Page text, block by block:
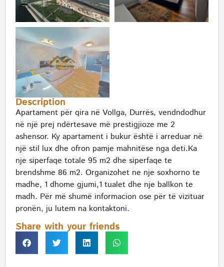
Description
Apartament për qira në Vollga, Durrës, vendndodhur
në një prej ndërtesave më prestigjioze me 2
ashensor. Ky apartament i bukur është i arreduar në
një stil lux dhe ofron pamje mahnitëse nga deti.Ka
nje siperfaqe totale 95 m2 dhe siperfaqe te
brendshme 86 m2. Organizohet ne nje soxhorno te
madhe, 1 dhome gjumi,1 tualet dhe nje ballkon te
madh. Për më shumë informacion ose për të vizituar
pronën, ju lutem na kontaktoni.
Share with your friends